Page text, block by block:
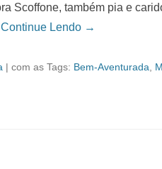
Scoffone, também pia e
Continue Lendo →
| com as Tags: Bem-Aventurada